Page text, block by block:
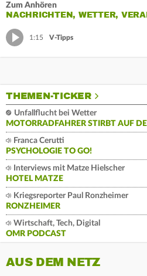
Zum Anhören
NACHRICHTEN, WETTER,
1:15 V-Tipps
THEMEN-TICKER
Unfallflucht bei Wetter
MOTORRADFAHRER STIRBT AUF
Franca Cerutti
PSYCHOLOGIE TO GO!
Interviews mit Matze Hielscher
HOTEL MATZE
Kriegsreporter Paul Ronzheimer
RONZHEIMER
Wirtschaft, Tech, Digital
OMR PODCAST
AUS DEM NETZ